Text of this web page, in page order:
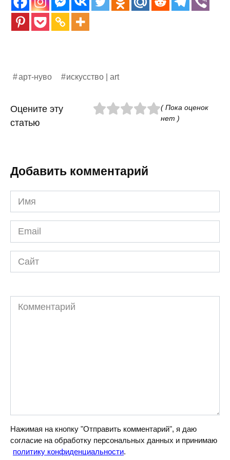
арт-нуво искусство | art
Оцените эту
статью
( Пока оценок
нет )
Добавить комментарий
Имя
*
Email
*
Сайт
Комментарий
Нажимая на кнопку "Отправить комментарий", я даю
согласие на обработку персональных данных и принимаю
политику конфиденциальности.